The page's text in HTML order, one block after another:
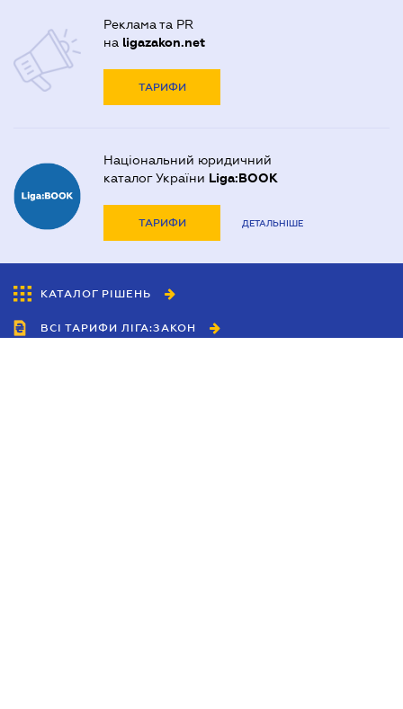
Реклама та PR
на ligazakon.net
ТАРИФИ
Національний юридичний
каталог України Liga:BOOK
ТАРИФИ ДЕТАЛЬНІШЕ
КАТАЛОГ РІШЕНЬ
ВСІ ТАРИФИ ЛІГА:ЗАКОН